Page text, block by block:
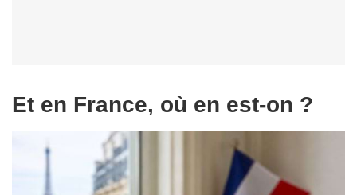
Et en France, où en est-on ?